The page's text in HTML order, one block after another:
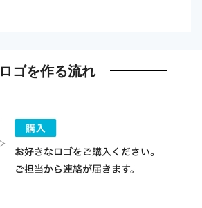
ロゴを作る流れ